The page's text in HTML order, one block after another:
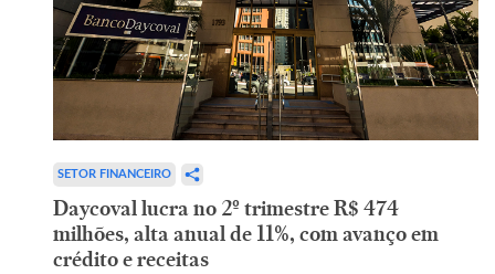
SETOR FINANCEIRO
Daycoval lucra no 2º trimestre R$ 474
milhões, alta anual de 11%, com avanço em
crédito e receitas